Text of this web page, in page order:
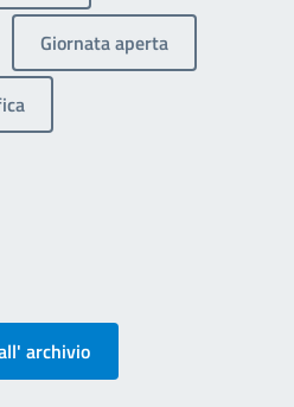
Giornata aperta
archivio